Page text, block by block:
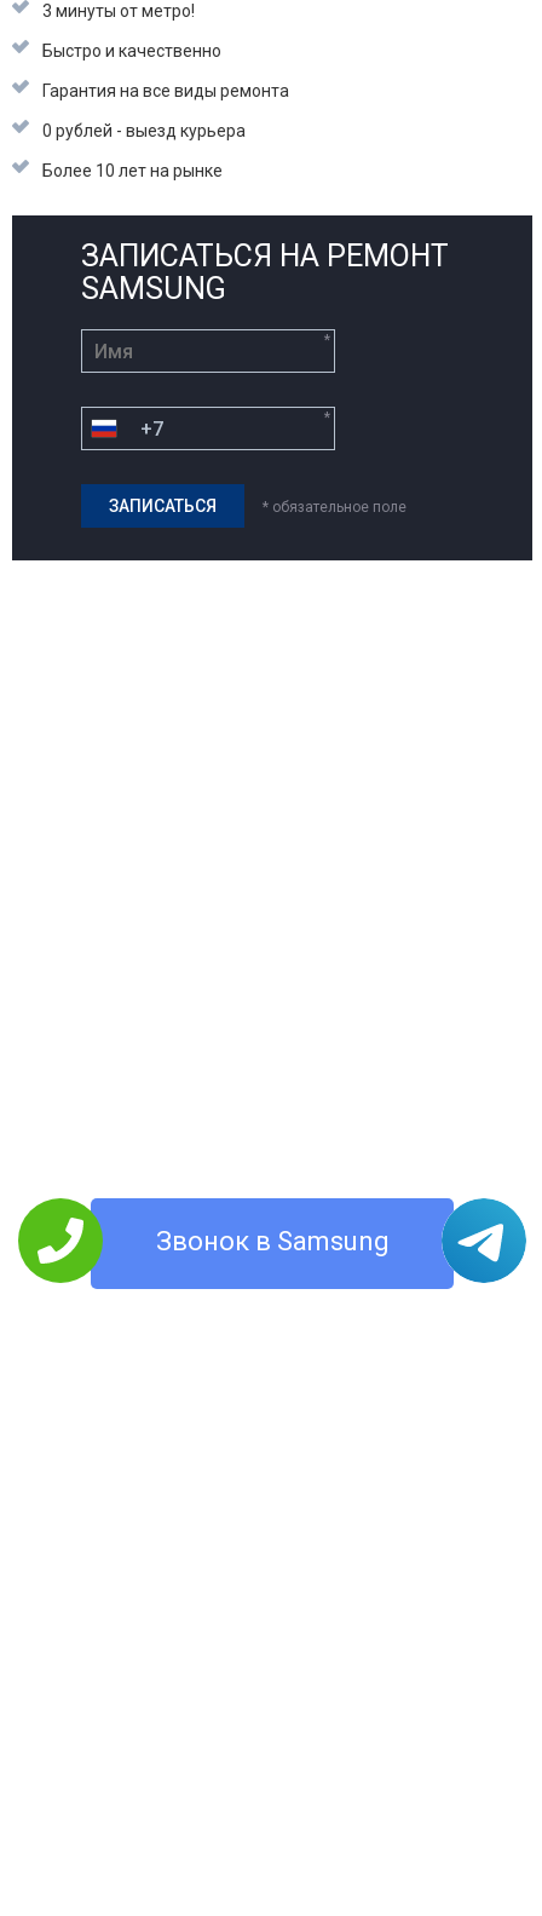
3 минуты от метро!
Быстро и качественно
Гарантия на все виды ремонта
0 рублей - выезд курьера
Более 10 лет на рынке
ЗАПИСАТЬСЯ НА РЕМОНТ
SAMSUNG
*
*
* обязательное поле
Звонок в Samsung